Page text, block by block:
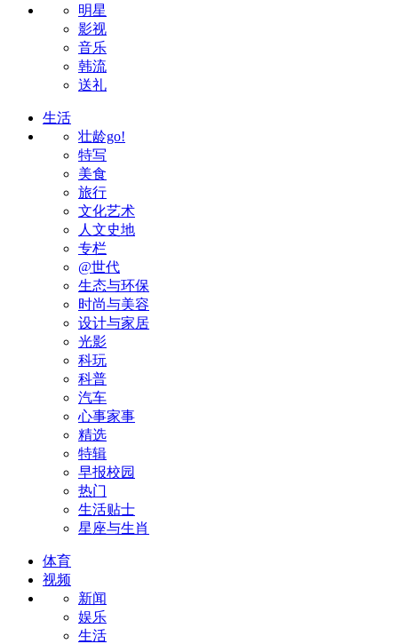
明星
影视
音乐
韩流
送礼
生活
壮龄go!
特写
美食
旅行
文化艺术
人文史地
专栏
@世代
生态与环保
时尚与美容
设计与家居
光影
科玩
科普
汽车
心事家事
精选
特辑
早报校园
热门
生活贴士
星座与生肖
体育
视频
新闻
娱乐
生活